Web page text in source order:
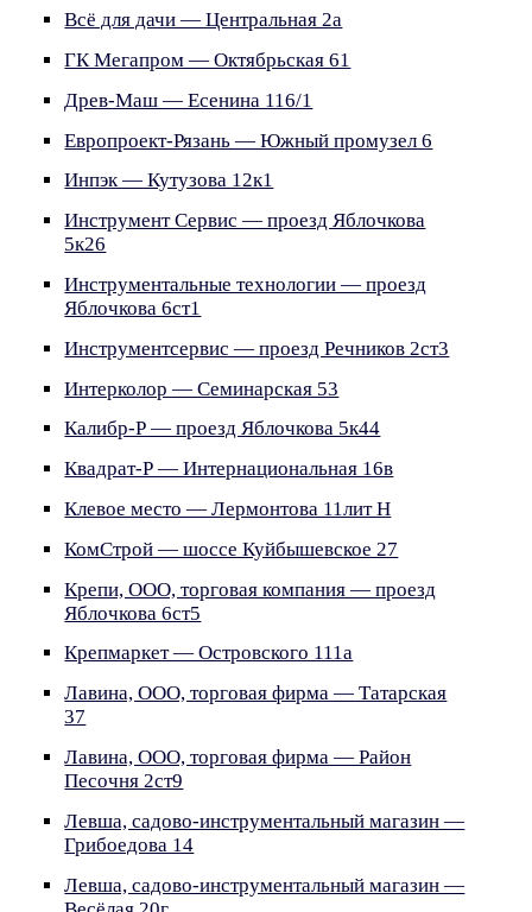
Всё для дачи — Центральная 2а
ГК Мегапром — Октябрьская 61
Древ-Маш — Есенина 116/1
Европроект-Рязань — Южный промузел 6
Инпэк — Кутузова 12к1
Инструмент Сервис — проезд Яблочкова
5к26
Инструментальные технологии — проезд
Яблочкова 6ст1
Инструментсервис — проезд Речников 2ст3
Интерколор — Семинарская 53
Калибр-Р — проезд Яблочкова 5к44
Квадрат-Р — Интернациональная 16в
Клевое место — Лермонтова 11лит Н
КомСтрой — шоссе Куйбышевское 27
Крепи, ООО, торговая компания — проезд
Яблочкова 6ст5
Крепмаркет — Островского 111а
Лавина, ООО, торговая фирма — Татарская
37
Лавина, ООО, торговая фирма — Район
Песочня 2ст9
Левша, садово-инструментальный магазин —
Грибоедова 14
Левша, садово-инструментальный магазин —